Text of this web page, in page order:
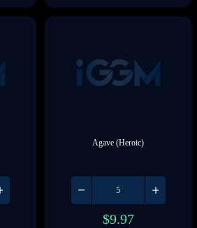
Agave (Heroic)
$9.97